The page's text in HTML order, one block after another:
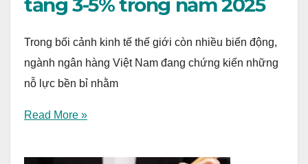
Trong bối cảnh kinh tế thế giới còn nhiều biến động,
ngành ngân hàng Việt Nam đang chứng kiến những
nỗ lực bền bỉ nhằm
Read More »